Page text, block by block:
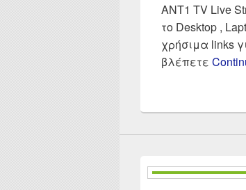
ANT1 TV Live
το Desktop ,
χρήσιμα links
βλέπετε